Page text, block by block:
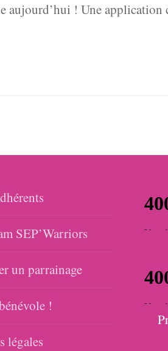
! Une application
SEP’Warriors
un parrainage
!
légales